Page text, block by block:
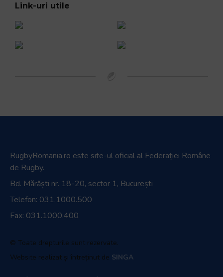
Link-uri utile
RugbyRomania.ro este site-ul oficial al Federației Române
de Rugby.
Bd. Mărăști nr. 18-20, sector 1, București
Telefon: 031.1000.500
Fax: 031.1000.400
© Toate drepturile sunt rezervate.
Website realizat și întreținut de SINGA